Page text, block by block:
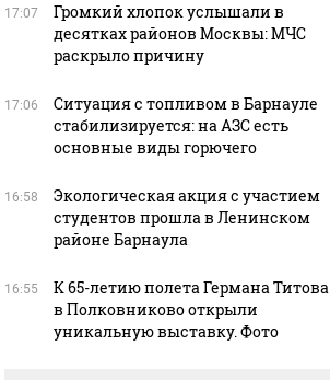
17:07
Громкий хлопок услышали в
десятках районов Москвы: МЧС
раскрыло причину
17:06
Ситуация с топливом в Барнауле
стабилизируется: на АЗС есть
основные виды горючего
16:58
Экологическая акция с участием
студентов прошла в Ленинском
районе Барнаула
16:55
К 65-летию полета Германа Титова
в Полковниково открыли
уникальную выставку. Фото